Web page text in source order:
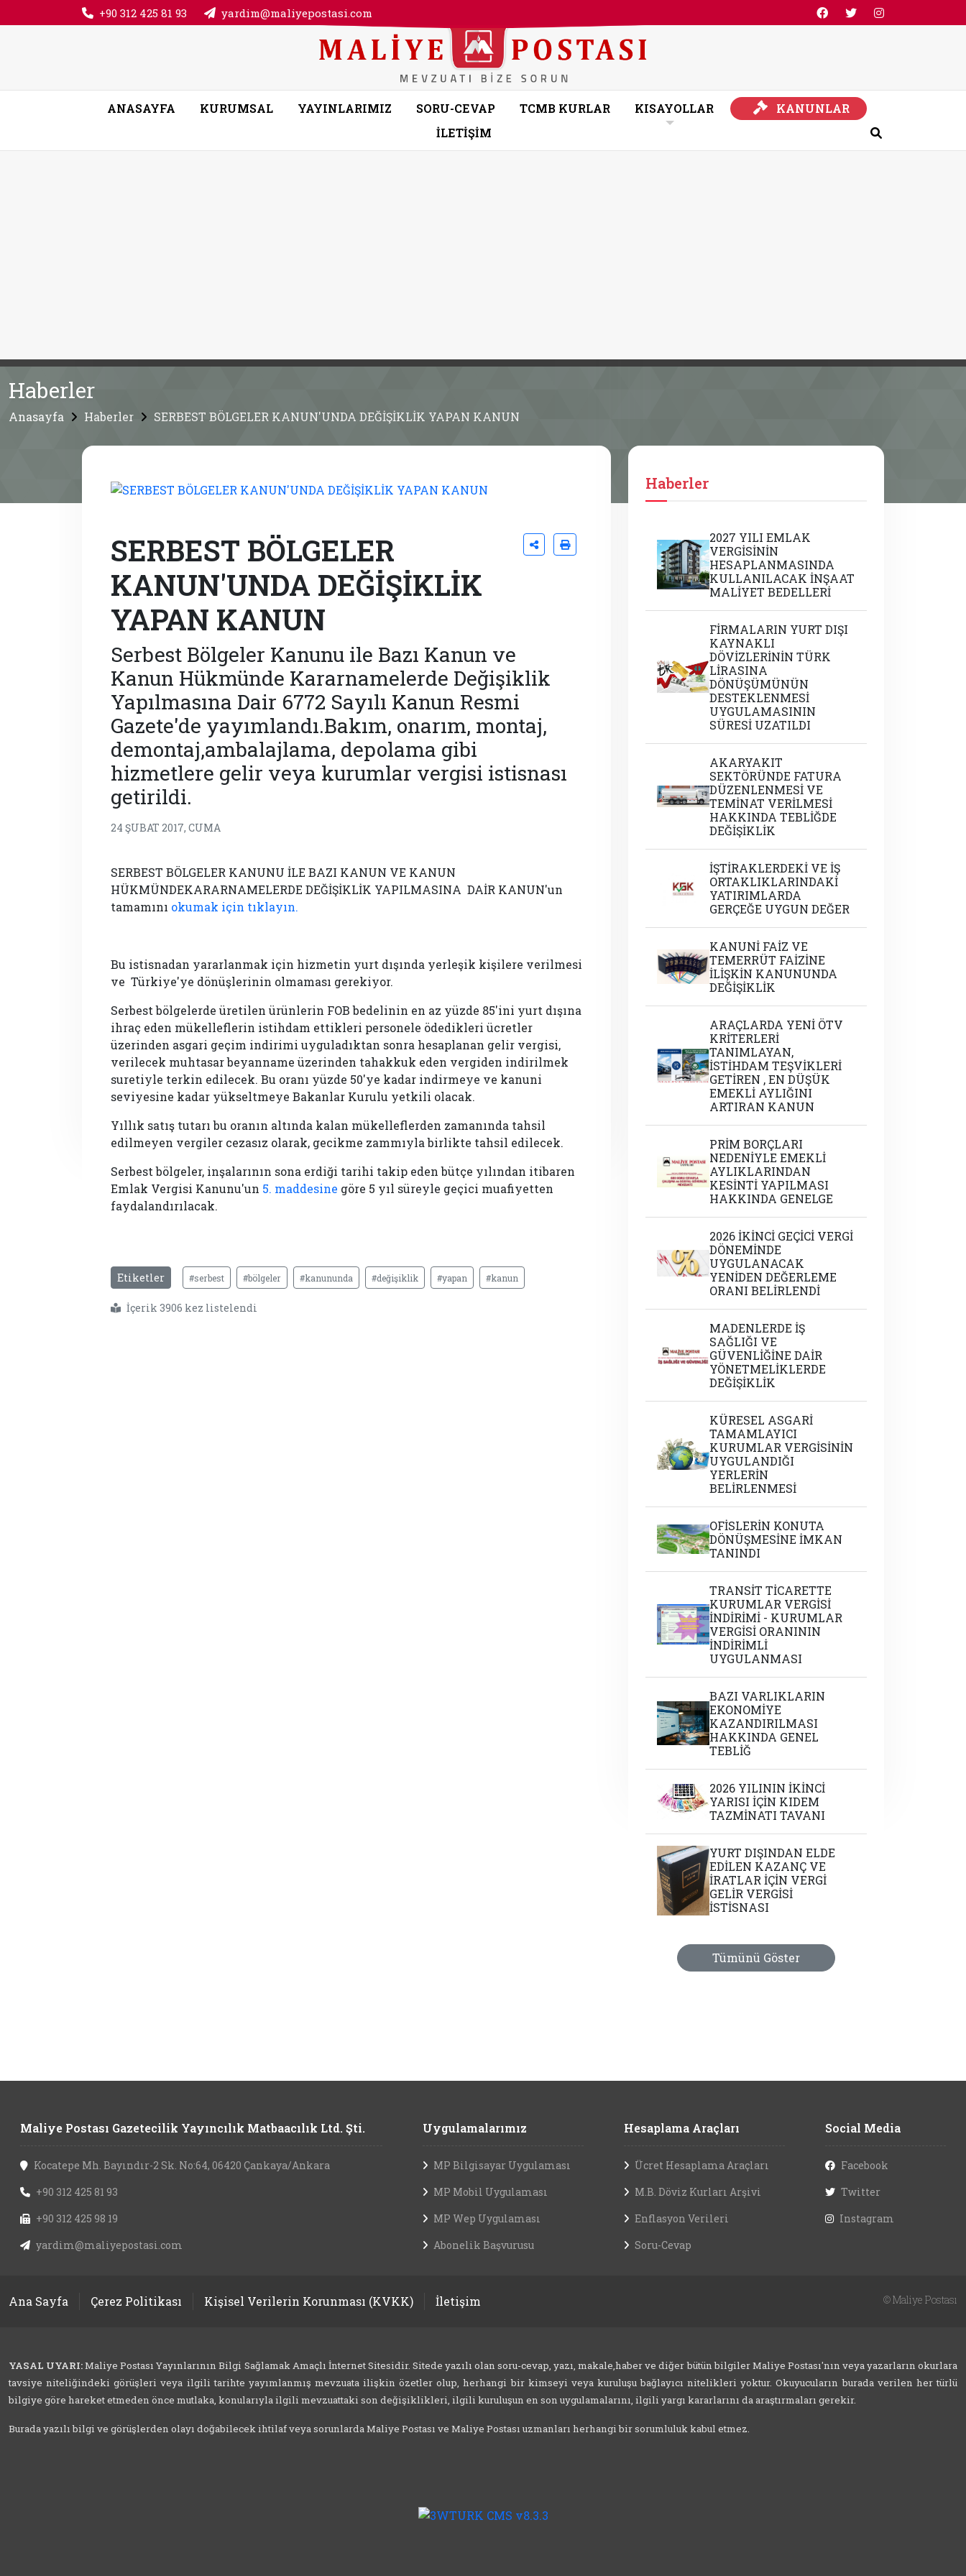
+90 312 425 81 93 yardim@maliyepostasi.com
ANASAYFA KURUMSAL YAYINLARIMIZ SORU-CEVAP TCMB KURLAR KISAYOLLAR KANUNLAR
KANUNLAR
İLETİŞİM
Haberler
Anasayfa Haberler SERBEST BÖLGELER KANUN'UNDA DEĞİŞİKLİK YAPAN KANUN
SERBEST BÖLGELER
KANUN'UNDA DEĞİŞİKLİK
YAPAN KANUN
Serbest Bölgeler Kanunu ile Bazı Kanun ve
Kanun Hükmünde Kararnamelerde Değişiklik
Yapılmasına Dair 6772 Sayılı Kanun Resmi
Gazete'de yayımlandı.Bakım, onarım, montaj,
demontaj,ambalajlama, depolama gibi
hizmetlere gelir veya kurumlar vergisi istisnası
getirildi.
24 ŞUBAT 2017, CUMA
SERBEST BÖLGELER KANUNU İLE BAZI KANUN VE KANUN
HÜKMÜNDEKARARNAMELERDE DEĞİŞİKLİK YAPILMASINA DAİR KANUN'un
tamamını okumak için tıklayın.
Bu istisnadan yararlanmak için hizmetin yurt dışında yerleşik kişilere verilmesi
ve Türkiye'ye dönüşlerinin olmaması gerekiyor.
Serbest bölgelerde üretilen ürünlerin FOB bedelinin en az yüzde 85'ini yurt dışına
ihraç eden mükelleflerin istihdam ettikleri personele ödedikleri ücretler
üzerinden asgari geçim indirimi uyguladıktan sonra hesaplanan gelir vergisi,
verilecek muhtasar beyanname üzerinden tahakkuk eden vergiden indirilmek
suretiyle terkin edilecek. Bu oranı yüzde 50'ye kadar indirmeye ve kanuni
seviyesine kadar yükseltmeye Bakanlar Kurulu yetkili olacak.
Yıllık satış tutarı bu oranın altında kalan mükelleflerden zamanında tahsil
edilmeyen vergiler cezasız olarak, gecikme zammıyla birlikte tahsil edilecek.
Serbest bölgeler, inşalarının sona erdiği tarihi takip eden bütçe yılından itibaren
Emlak Vergisi Kanunu'un 5. maddesine göre 5 yıl süreyle geçici muafiyetten
faydalandırılacak.
Etiketler #serbest #bölgeler #kanununda #değişiklik #yapan #kanun
İçerik 3906 kez listelendi
Haberler
2027 YILI EMLAK
VERGİSİNİN
HESAPLANMASINDA
KULLANILACAK İNŞAAT
MALİYET BEDELLERİ
FİRMALARIN YURT DIŞI
KAYNAKLI
DÖVİZLERİNİN TÜRK
LİRASINA
DÖNÜŞÜMÜNÜN
DESTEKLENMESİ
UYGULAMASININ
SÜRESİ UZATILDI
AKARYAKIT
SEKTÖRÜNDE FATURA
DÜZENLENMESİ VE
TEMİNAT VERİLMESİ
HAKKINDA TEBLİĞDE
DEĞİŞİKLİK
İŞTİRAKLERDEKİ VE İŞ
ORTAKLIKLARINDAKİ
YATIRIMLARDA
GERÇEĞE UYGUN DEĞER
KANUNİ FAİZ VE
TEMERRÜT FAİZİNE
İLİŞKİN KANUNUNDA
DEĞİŞİKLİK
ARAÇLARDA YENİ ÖTV
KRİTERLERİ
TANIMLAYAN,
İSTİHDAM TEŞVİKLERİ
GETİREN , EN DÜŞÜK
EMEKLİ AYLIĞINI
ARTIRAN KANUN
PRİM BORÇLARI
NEDENİYLE EMEKLİ
AYLIKLARINDAN
KESİNTİ YAPILMASI
HAKKINDA GENELGE
2026 İKİNCİ GEÇİCİ VERGİ
DÖNEMİNDE
UYGULANACAK
YENİDEN DEĞERLEME
ORANI BELİRLENDİ
MADENLERDE İŞ
SAĞLIĞI VE
GÜVENLİĞİNE DAİR
YÖNETMELİKLERDE
DEĞİŞİKLİK
KÜRESEL ASGARİ
TAMAMLAYICI
KURUMLAR VERGİSİNİN
UYGULANDIĞI
YERLERİN
BELİRLENMESİ
OFİSLERİN KONUTA
DÖNÜŞMESİNE İMKAN
TANINDI
TRANSİT TİCARETTE
KURUMLAR VERGİSİ
İNDİRİMİ - KURUMLAR
VERGİSİ ORANININ
İNDİRİMLİ
UYGULANMASI
BAZI VARLIKLARIN
EKONOMİYE
KAZANDIRILMASI
HAKKINDA GENEL
TEBLİĞ
2026 YILININ İKİNCİ
YARISI İÇİN KIDEM
TAZMİNATI TAVANI
YURT DIŞINDAN ELDE
EDİLEN KAZANÇ VE
İRATLAR İÇİN VERGİ
GELİR VERGİSİ
İSTİSNASI
Tümünü Göster
Maliye Postası Gazetecilik Yayıncılık Matbaacılık Ltd. Şti.
Kocatepe Mh. Bayındır-2 Sk. No:64, 06420 Çankaya/Ankara
+90 312 425 81 93
+90 312 425 98 19
yardim@maliyepostasi.com
Uygulamalarımız
MP Bilgisayar Uygulaması
MP Mobil Uygulaması
MP Wep Uygulaması
Abonelik Başvurusu
Hesaplama Araçları
Ücret Hesaplama Araçları
M.B. Döviz Kurları Arşivi
Enflasyon Verileri
Soru-Cevap
Social Media
Facebook
Twitter
Instagram
Ana Sayfa Çerez Politikası Kişisel Verilerin Korunması (KVKK) İletişim ©Maliye Postası
YASAL UYARI:Maliye Postası Yayınlarının Bilgi Sağlamak Amaçlı İnternet Sitesidir. Sitede yazılı olan soru-cevap, yazı, makale,haber ve diğer bütün bilgiler Maliye Postası'nın veya yazarların okurlara
tavsiye niteliğindeki görüşleri veya ilgili tarihte yayımlanmış mevzuata ilişkin özetler olup, herhangi bir kimseyi veya kuruluşu bağlayıcı nitelikleri yoktur. Okuyucuların burada verilen her türlü
bilgiye göre hareket etmeden önce mutlaka, konularıyla ilgili mevzuattaki son değişiklikleri, ilgili kuruluşun en son uygulamalarını, ilgili yargı kararlarını da araştırmaları gerekir.
Burada yazılı bilgi ve görüşlerden olayı doğabilecek ihtilaf veya sorunlarda Maliye Postası ve Maliye Postası uzmanları herhangi bir sorumluluk kabul etmez.